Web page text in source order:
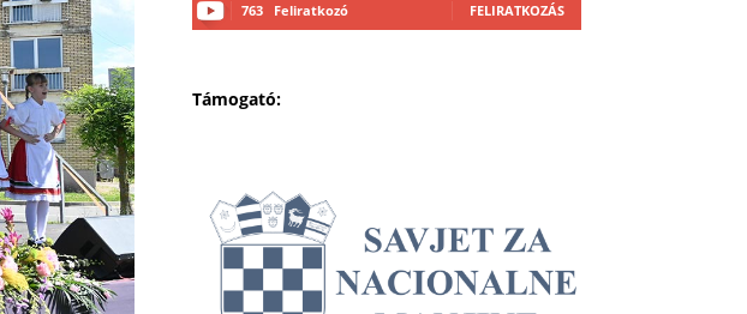
763 Feliratkozó FELIRATKOZÁS
Támogató: